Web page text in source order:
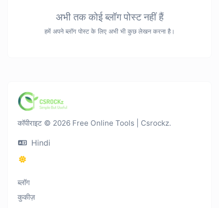
अभी तक कोई ब्लॉग पोस्ट नहीं हैं
हमें अपने ब्लॉग पोस्ट के लिए अभी भी कुछ लेखन करना है।
कॉपीराइट © 2026 Free Online Tools | Csrockz.
Hindi
ब्लॉग
कुकीज़